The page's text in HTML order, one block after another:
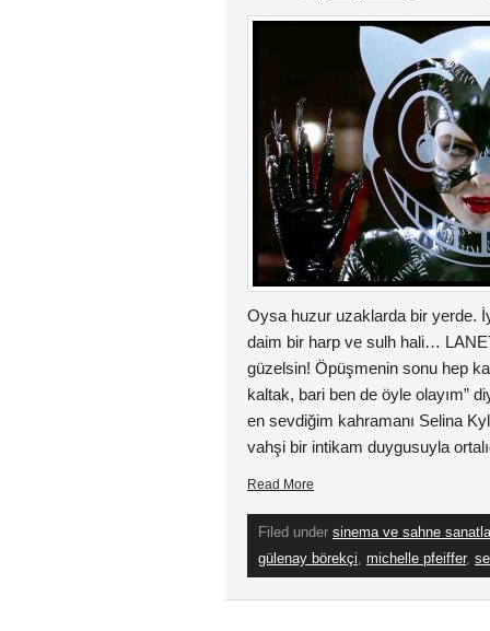
Oysa huzur uzaklarda bir yerde.
daim bir harp ve sulh hali…
güzelsin! Öpüşmenin sonu hep
kaltak, bari ben de öyle olayım”
en sevdiğim kahramanı Selina
vahşi bir intikam duygusuyla
Read More
Filed under sinema ve sahne
gülenay börekçi, michelle pfeiffer,